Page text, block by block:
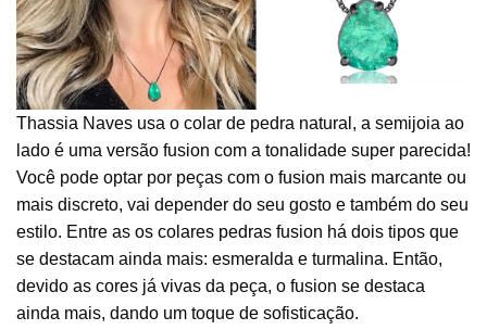
Thassia Naves usa o colar de pedra natural, a semijoia ao
lado é uma versão fusion com a tonalidade super parecida!
Você pode optar por peças com o fusion mais marcante ou
mais discreto, vai depender do seu gosto e também do seu
estilo. Entre as os colares pedras fusion há dois tipos que
se destacam ainda mais: esmeralda e turmalina. Então,
devido as cores já vivas da peça, o fusion se destaca
ainda mais, dando um toque de sofisticação.